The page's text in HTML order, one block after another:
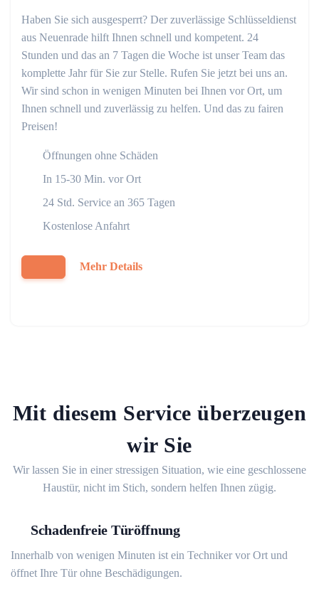
Haben Sie sich ausgesperrt? Der zuverlässige Schlüsseldienst
aus Neuenrade hilft Ihnen schnell und kompetent. 24
Stunden und das an 7 Tagen die Woche ist unser Team das
komplette Jahr für Sie zur Stelle. Rufen Sie jetzt bei uns an.
Wir sind schon in wenigen Minuten bei Ihnen vor Ort, um
Ihnen schnell und zuverlässig zu helfen. Und das zu fairen
Preisen!
Öffnungen ohne Schäden
In 15-30 Min. vor Ort
24 Std. Service an 365 Tagen
Kostenlose Anfahrt
Mehr Details
Mit diesem Service überzeugen
wir Sie
Wir lassen Sie in einer stressigen Situation, wie eine geschlossene
Haustür, nicht im Stich, sondern helfen Ihnen zügig.
Schadenfreie Türöffnung
Innerhalb von wenigen Minuten ist ein Techniker vor Ort und
öffnet Ihre Tür ohne Beschädigungen.